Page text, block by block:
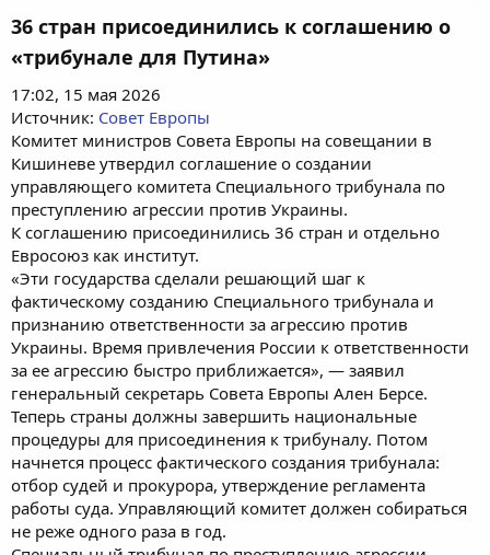
36 стран присоединились к соглашению о
«трибунале для Путина»
17:02, 15 мая 2026
Источник: Совет Европы
Комитет министров Совета Европы на совещании в
Кишиневе утвердил соглашение о создании
управляющего комитета Специального трибунала по
преступлению агрессии против Украины.
К соглашению присоединились 36 стран и отдельно
Евросоюз как институт.
«Эти государства сделали решающий шаг к
фактическому созданию Специального трибунала и
признанию ответственности за агрессию против
Украины. Время привлечения России к ответственности
за ее агрессию быстро приближается», — заявил
генеральный секретарь Совета Европы Ален Берсе.
Теперь страны должны завершить национальные
процедуры для присоединения к трибуналу. Потом
начнется процесс фактического создания трибунала:
отбор судей и прокурора, утверждение регламента
работы суда. Управляющий комитет должен собираться
не реже одного раза в год.